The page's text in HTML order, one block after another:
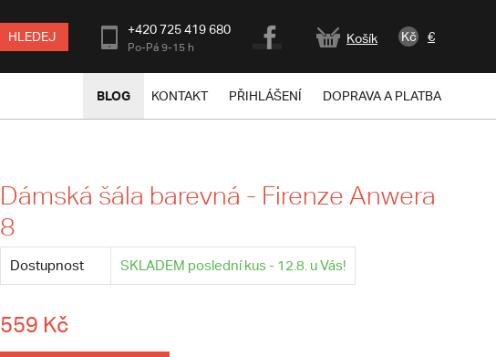
HLEDEJ +420 725 419 680
Po-Pá 9-15 h
Košík Kč €
BLOG KONTAKT PŘIHLÁŠENÍ DOPRAVA A PLATBA
Dámská šála barevná - Firenze Anwera
8
Dostupnost SKLADEM poslední kus - 12.8. u Vás!
559 Kč